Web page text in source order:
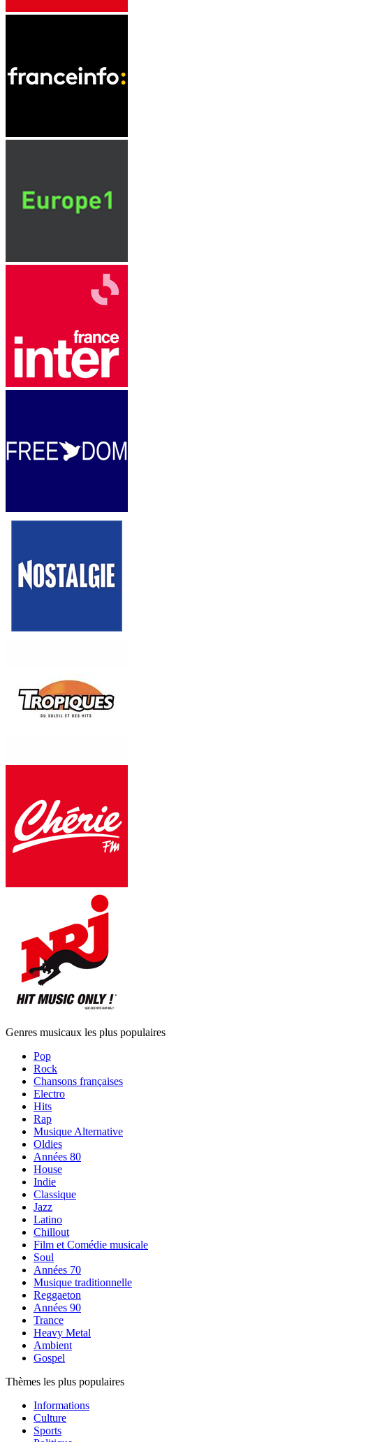
Genres musicaux les plus populaires
Pop
Rock
Chansons françaises
Electro
Hits
Rap
Musique Alternative
Oldies
Années 80
House
Indie
Classique
Jazz
Latino
Chillout
Film et Comédie musicale
Soul
Années 70
Musique traditionnelle
Reggaeton
Années 90
Trance
Heavy Metal
Ambient
Gospel
Thèmes les plus populaires
Informations
Culture
Sports